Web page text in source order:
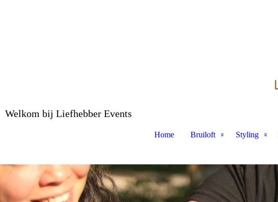
Welkom bij Liefhebber Events
Home Bruiloft Styling